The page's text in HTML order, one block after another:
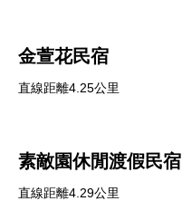
金萱花民宿
直線距離4.25公里
素敵園休閒渡假民宿
直線距離4.29公里